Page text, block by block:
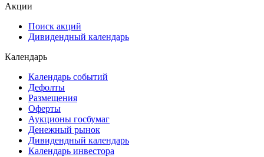
Акции
Поиск акций
Дивидендный календарь
Календарь
Календарь событий
Дефолты
Размещения
Оферты
Аукционы госбумаг
Денежный рынок
Дивидендный календарь
Календарь инвестора